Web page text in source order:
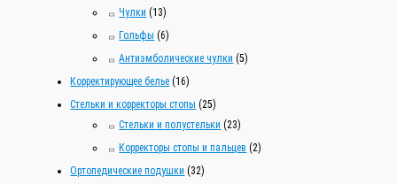
Чулки (13)
Гольфы (6)
Антиэмболические чулки (5)
Корректирующее белье (16)
Стельки и корректоры стопы (25)
Стельки и полустельки (23)
Корректоры стопы и пальцев (2)
Ортопедические подушки (32)